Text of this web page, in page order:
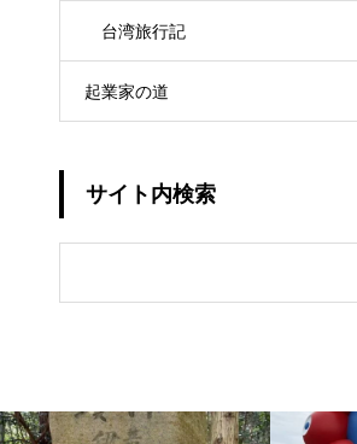
台湾旅行記
起業家の道
サイト内検索